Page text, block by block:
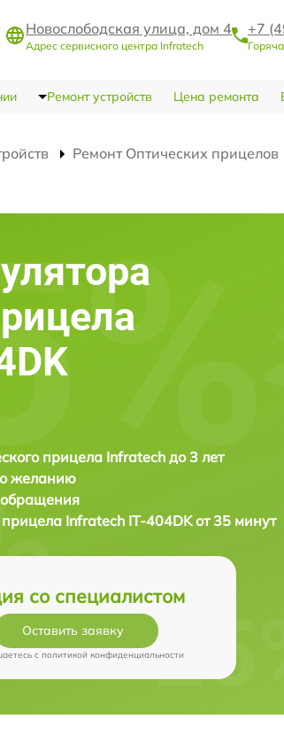
Новослободская улица, дом 4
Адрес сервисного центра Infratech
+7
Ремонт устройств Цена ремонта
Ремонт Оптических прицелов
прицела Infratech до 3 лет
желанию
прицела Infratech IT-404DK от 35 минут
со специалистом
Оставить заявку
c политикой конфиденциальности